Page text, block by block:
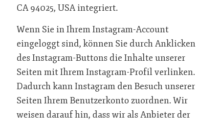
CA 94025, USA integriert.
Wenn Sie in Ihrem Instagram-Account
eingeloggt sind, können Sie durch Anklicken
des Instagram-Buttons die Inhalte unserer
Seiten mit Ihrem Instagram-Profil verlinken.
Dadurch kann Instagram den Besuch unserer
Seiten Ihrem Benutzerkonto zuordnen. Wir
weisen darauf hin, dass wir als Anbieter der